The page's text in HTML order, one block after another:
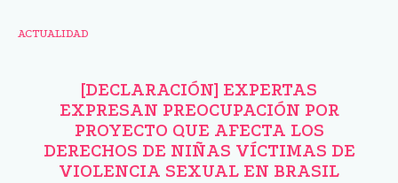
ACTUALIDAD
[DECLARACIÓN] EXPERTAS
EXPRESAN PREOCUPACIÓN POR
PROYECTO QUE AFECTA LOS
DERECHOS DE NIÑAS VÍCTIMAS DE
VIOLENCIA SEXUAL EN BRASIL